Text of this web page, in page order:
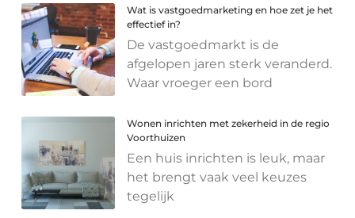
Wat is vastgoedmarketing en hoe zet je het
effectief in?
De vastgoedmarkt is de
afgelopen jaren sterk veranderd.
Waar vroeger een bord
Wonen inrichten met zekerheid in de regio
Voorthuizen
Een huis inrichten is leuk, maar
het brengt vaak veel keuzes
tegelijk